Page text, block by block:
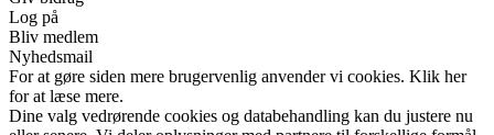
Log på
Bliv medlem
Nyhedsmail
For at gøre siden mere brugervenlig anvender vi cookies. Klik her
for at læse mere.
Dine valg vedrørende cookies og databehandling kan du justere nu